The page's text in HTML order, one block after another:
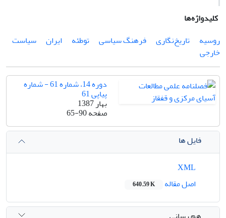
کلیدواژه‌ها
روسیه
تاریخ‌نگاری فرهنگ سیاسی توطئه ایران
سیاست
خارجی
دوره 14، شماره 61 - شماره
پیاپی 61
بهار 1387
صفحه65-90
فایل ها
اصل مقاله
640.59 K